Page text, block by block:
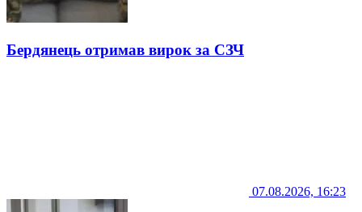
Бердянець отримав вирок за СЗЧ
07.08.2026, 16:23